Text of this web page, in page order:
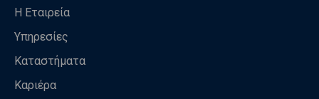
Η Εταιρεία
Υπηρεσίες
Καταστήματα
Καριέρα